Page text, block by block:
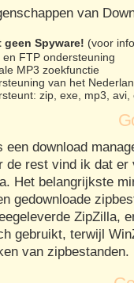
van
geen Spyware! (voor
en FTP ondersteuning
MP3 zoekfunctie
van het
zip, exe, mp3, avi,
download
de rest vind ik dat
Het belangrijkste
gedownloade
ZipZilla,
gebruikt, terwijl
van zipbestanden.